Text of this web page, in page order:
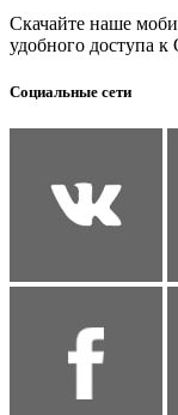
Скачайте наше
удобного доступа к
Социальные сети